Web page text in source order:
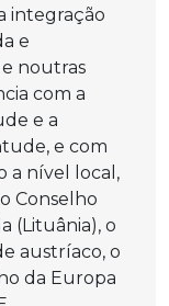
integração
e
e noutras
com a
e a
e com
a nível local,
Conselho
(Lituânia), o
austríaco, o
da Europa